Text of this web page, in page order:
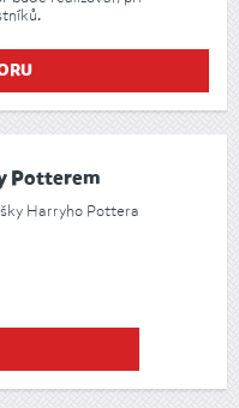
Potterem
Harryho Pottera